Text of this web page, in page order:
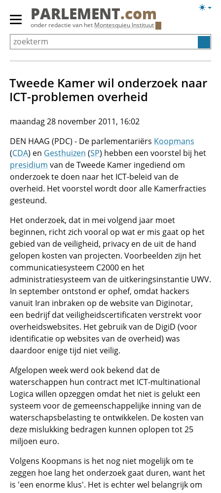
Overslaan
Primair
menu
tonen/verbergen
PARLEMENT.com
onder redactie van het Montesquieu Instituut
Tweede Kamer wil onderzoek naar
ICT-problemen overheid
maandag 28 november 2011, 16:02
DEN HAAG (PDC) - De parlementariërs Koopmans
(CDA) en Gesthuizen (SP) hebben een voorstel bij het
presidium van de Tweede Kamer ingediend om
onderzoek te doen naar het ICT-beleid van de
overheid. Het voorstel wordt door alle Kamerfracties
gesteund.
Het onderzoek, dat in mei volgend jaar moet
beginnen, richt zich vooral op wat er mis gaat op het
gebied van de veiligheid, privacy en de uit de hand
gelopen kosten van projecten. Voorbeelden zijn het
communicatiesysteem C2000 en het
administratiesysteem van de uitkeringsinstantie UWV.
In september ontstond er ophef, omdat hackers
vanuit Iran inbraken op de website van Diginotar,
een bedrijf dat veiligheidscertificaten verstrekt voor
overheidswebsites. Het gebruik van de DigiD (voor
identificatie op websites van de overheid) was
daardoor enige tijd niet veilig.
Afgelopen week werd ook bekend dat de
waterschappen hun contract met ICT-multinational
Logica willen opzeggen omdat het niet is gelukt een
systeem voor de gemeenschappelijke inning van de
waterschapsbelasting te ontwikkelen. De kosten van
deze mislukking bedragen kunnen oplopen tot 25
miljoen euro.
Volgens Koopmans is het nog niet mogelijk om te
zeggen hoe lang het onderzoek gaat duren, want het
is 'een enorme klus'. Het is echter wel belangrijk om